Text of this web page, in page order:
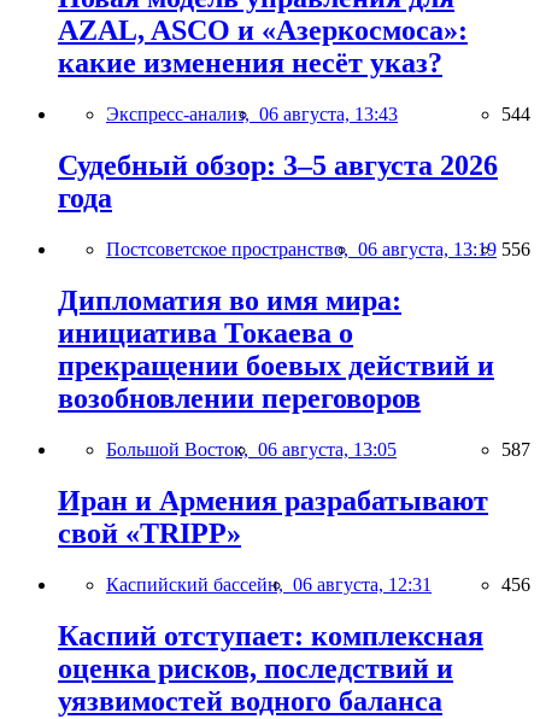
AZAL, ASCO и «Азеркосмоса»:
какие изменения несёт указ?
Экспресс-анализ, 06 августа, 13:43 544
Судебный обзор: 3–5 августа 2026
года
Постсоветское пространство, 06 августа, 13:19 556
Дипломатия во имя мира:
инициатива Токаева о
прекращении боевых действий и
возобновлении переговоров
Большой Восток, 06 августа, 13:05 587
Иран и Армения разрабатывают
свой «TRIPP»
Каспийский бассейн, 06 августа, 12:31 456
Каспий отступает: комплексная
оценка рисков, последствий и
уязвимостей водного баланса